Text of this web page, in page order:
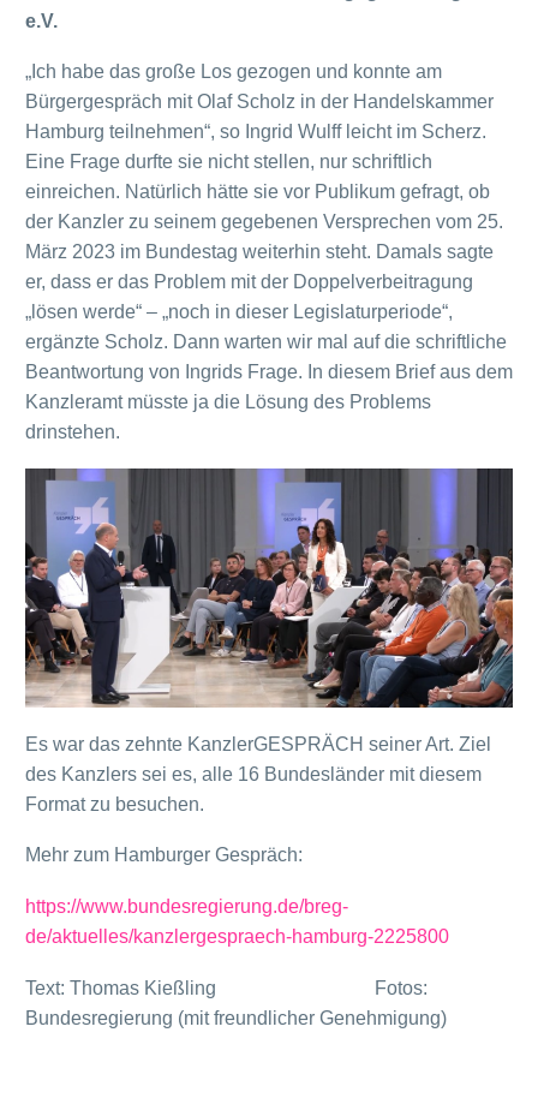
e.V.
„Ich habe das große Los gezogen und konnte am
Bürgergespräch mit Olaf Scholz in der Handelskammer
Hamburg teilnehmen“, so Ingrid Wulff leicht im Scherz.
Eine Frage durfte sie nicht stellen, nur schriftlich
einreichen. Natürlich hätte sie vor Publikum gefragt, ob
der Kanzler zu seinem gegebenen Versprechen vom 25.
März 2023 im Bundestag weiterhin steht. Damals sagte
er, dass er das Problem mit der Doppelverbeitragung
„lösen werde“ – „noch in dieser Legislaturperiode“,
ergänzte Scholz. Dann warten wir mal auf die schriftliche
Beantwortung von Ingrids Frage. In diesem Brief aus dem
Kanzleramt müsste ja die Lösung des Problems
drinstehen.
Es war das zehnte KanzlerGESPRÄCH seiner Art. Ziel
des Kanzlers sei es, alle 16 Bundesländer mit diesem
Format zu besuchen.
Mehr zum Hamburger Gespräch:
https://www.bundesregierung.de/breg-
de/aktuelles/kanzlergespraech-hamburg-2225800
Text: Thomas Kießling Fotos:
Bundesregierung (mit freundlicher Genehmigung)